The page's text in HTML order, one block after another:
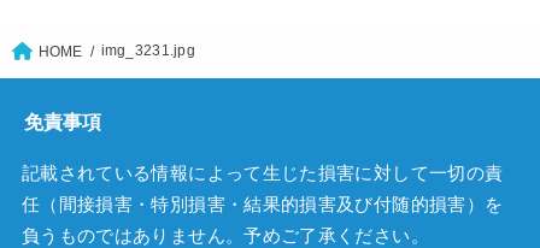
HOME img_3231.jpg
免責事項
記載されている情報によって生じた損害に対して一切の責
任（間接損害・特別損害・結果的損害及び付随的損害）を
負うものではありません。予めご了承ください。